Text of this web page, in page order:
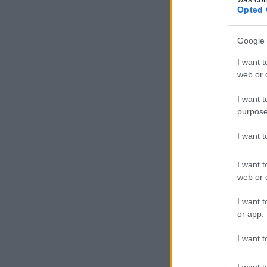
Opted
Google
I want
web or
I want
I want
I want
web or
I want
or app.
I want